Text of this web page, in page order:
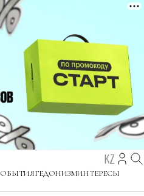
KZ
ГЕДОНИЗМИНТЕРЕСЫ